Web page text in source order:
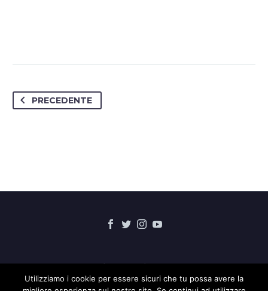
PRECEDENTE
Contatti UdA Privacy Policy
Utilizziamo i cookie per essere sicuri che tu possa avere la